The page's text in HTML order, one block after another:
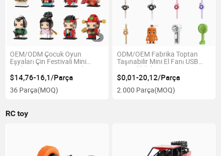
OEM/ODM Çocuk Oyun
Eşyaları Çin Festivali Mini
Tuğla Figür Seti, 12 içinde 1
Kültürel Yapı Blok Bebek
Oyuncağı Özel Ambalaj
Desteği
$14,76-16,1/Parça
36 Parça(MOQ)
ODM/OEM Fabrika Toptan
Taşınabilir Mini El Fanı USB
Şarj Edilebilir Soğutma
Elektrikli Fan
$0,01-20,12/Parça
2.000 Parça(MOQ)
RC toy